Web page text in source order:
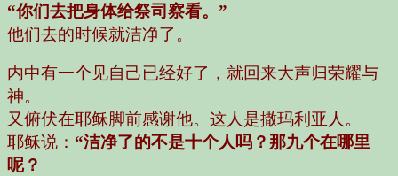
“你们去把身体给祭司察看。”
他们去的时候就洁净了。
内中有一个见自己已经好了，就回来大声归荣耀与
神。
又俯伏在耶稣脚前感谢他。这人是撒玛利亚人。
耶稣说： “洁净了的不是十个人吗？那九个在哪里
呢？